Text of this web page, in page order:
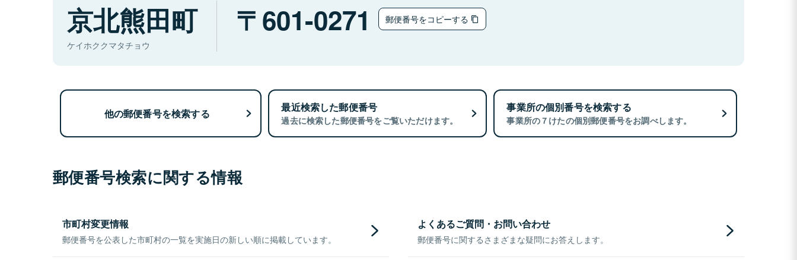
京北熊田町
ケイホククマタチョウ
601-0271 郵便番号をコピーする
他の郵便番号を検索する 最近検索した郵便番号
過去に検索した郵便番号をご覧いただけます。
事業所の個別番号を検索する
事業所の７けたの個別郵便番号をお調べします。
郵便番号検索に関する情報
市町村変更情報
郵便番号を公表した市町村の一覧を実施日の新しい順に掲載しています。
よくあるご質問・お問い合わせ
郵便番号に関するさまざまな疑問にお答えします。